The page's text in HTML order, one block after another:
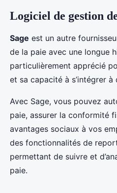
Logiciel de gestion
Sage est un autre
de la paie avec une longue
particulièrement apprécié
et sa capacité à s’intégrer à
Avec Sage, vous pouvez
paie, assurer la conformité
avantages sociaux à vos
des fonctionnalités de
permettant de suivre et
paie.